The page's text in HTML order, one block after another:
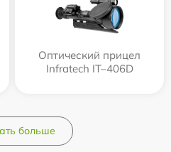
Оптический прицел
Infratech IT–406D
больше